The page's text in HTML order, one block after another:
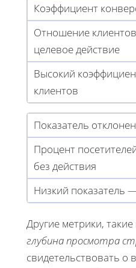
Коэффициент
Отношение
целевое действие
Высокий
клиентов
Показатель
Процент
без действия
Низкий показатель
Другие метрики, такие
глубина просмотра
свидетельствовать о